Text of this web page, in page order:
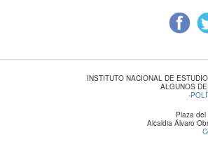
INSTITUTO NACIONAL DE
ALGUNOS
-
Plaza
Alcaldia Álvaro